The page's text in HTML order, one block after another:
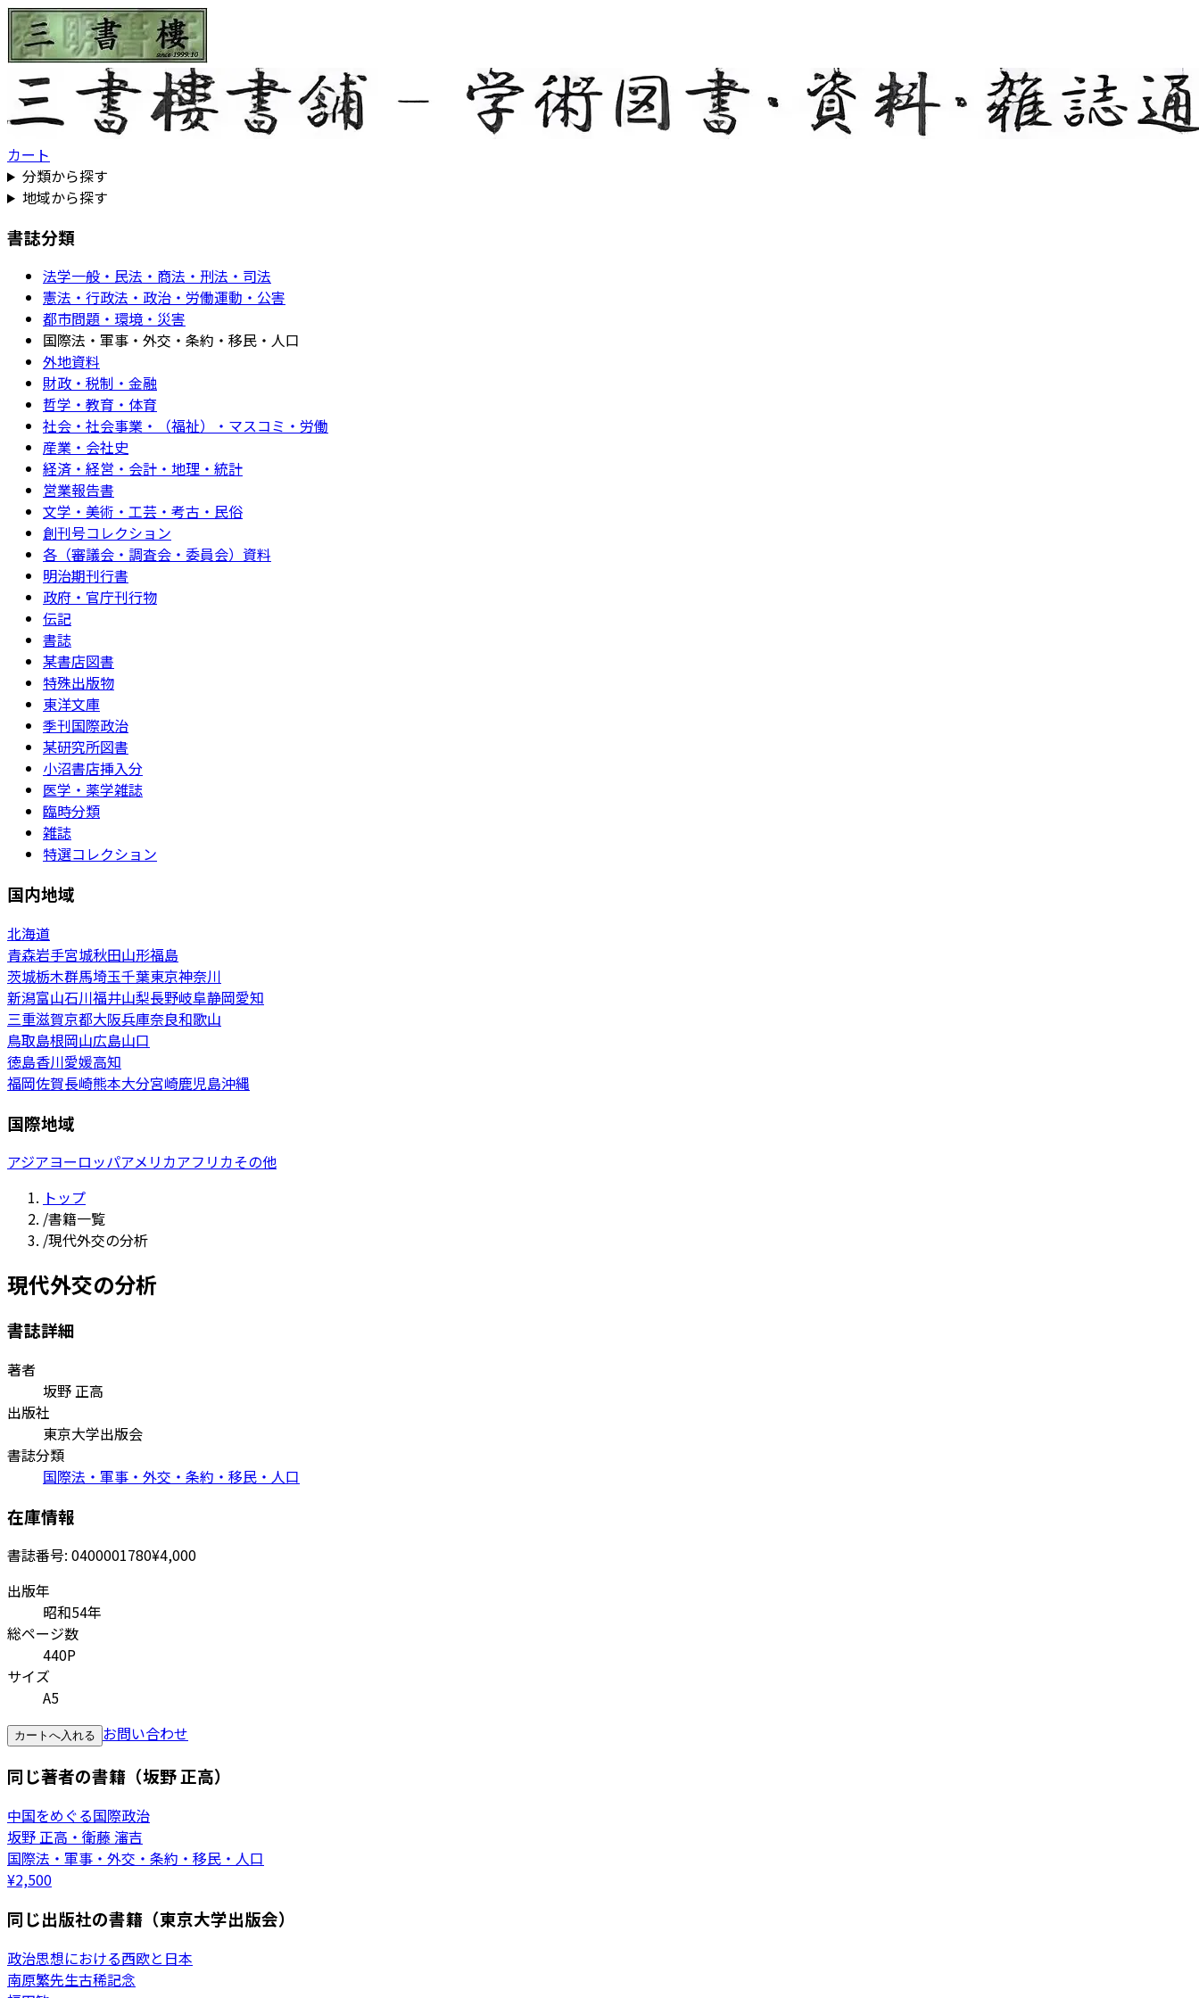
カート
分類から探す
地域から探す
書誌分類
法学一般・民法・商法・刑法・司法
憲法・行政法・政治・労働運動・公害
都市問題・環境・災害
国際法・軍事・外交・条約・移民・人口
外地資料
財政・税制・金融
哲学・教育・体育
社会・社会事業・（福祉）・マスコミ・労働
産業・会社史
経済・経営・会計・地理・統計
営業報告書
文学・美術・工芸・考古・民俗
創刊号コレクション
各（審議会・調査会・委員会）資料
明治期刊行書
政府・官庁刊行物
伝記
書誌
某書店図書
特殊出版物
東洋文庫
季刊国際政治
某研究所図書
小沼書店挿入分
医学・薬学雑誌
臨時分類
雑誌
特選コレクション
国内地域
北海道
青森岩手宮城秋田山形福島
茨城栃木群馬埼玉千葉東京神奈川
新潟富山石川福井山梨長野岐阜静岡愛知
三重滋賀京都大阪兵庫奈良和歌山
鳥取島根岡山広島山口
徳島香川愛媛高知
福岡佐賀長崎熊本大分宮崎鹿児島沖縄
国際地域
アジアヨーロッパアメリカアフリカその他
トップ
/書籍一覧
/現代外交の分析
現代外交の分析
書誌詳細
著者
坂野 正高
出版社
東京大学出版会
書誌分類
国際法・軍事・外交・条約・移民・人口
在庫情報
書誌番号: 0400001780¥4,000
出版年
昭和54年
総ページ数
440P
サイズ
A5
カートへ入れる お問い合わせ
同じ著者の書籍（坂野 正高）
中国をめぐる国際政治
坂野 正高・衛藤 瀋吉
国際法・軍事・外交・条約・移民・人口
¥2,500
同じ出版社の書籍（東京大学出版会）
政治思想における西欧と日本
南原繁先生古稀記念